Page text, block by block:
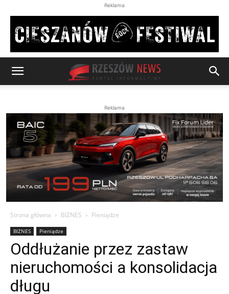
Reklama
Reklama
Strona główna BIZNES Pieniądze
BIZNES Pieniądze
Oddłużanie przez zastaw
nieruchomości a konsolidacja
długu